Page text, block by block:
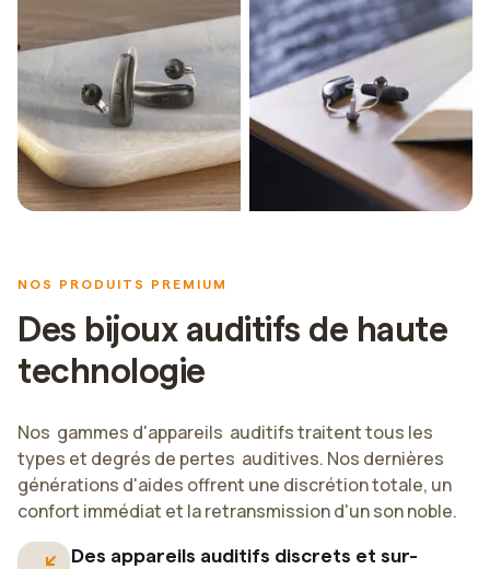
NOS PRODUITS PREMIUM
Des bijoux auditifs de haute
technologie
Nos gammes d'appareils auditifs traitent tous les
types et degrés de pertes auditives. Nos dernières
générations d'aides offrent une discrétion totale, un
confort immédiat et la retransmission d'un son noble.
Des appareils auditifs discrets et sur-